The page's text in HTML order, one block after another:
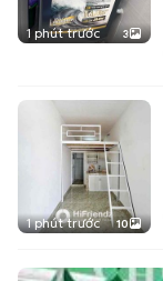
1 phút trước 3
1 phút trước 10